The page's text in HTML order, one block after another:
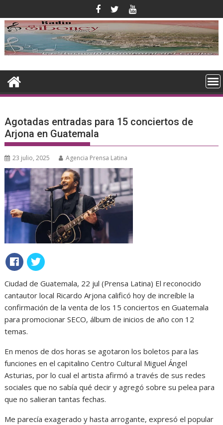
al
contenido
Agotadas entradas para 15 conciertos de
Arjona en Guatemala
23 julio, 2025 Agencia Prensa Latina
Ciudad de Guatemala, 22 jul (Prensa Latina) El reconocido
cantautor local Ricardo Arjona calificó hoy de increíble la
confirmación de la venta de los 15 conciertos en Guatemala
para promocionar SECO, álbum de inicios de año con 12
temas.
En menos de dos horas se agotaron los boletos para las
funciones en el capitalino Centro Cultural Miguel Ángel
Asturias, por lo cual el artista afirmó a través de sus redes
sociales que no sabía qué decir y agregó sobre su pelea para
que no salieran tantas fechas.
Me parecía exagerado y hasta arrogante, expresó el popular